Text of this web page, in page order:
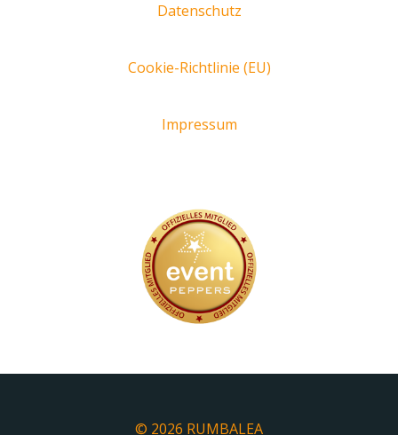
Datenschutz
Cookie-Richtlinie (EU)
Impressum
© 2026 RUMBALEA